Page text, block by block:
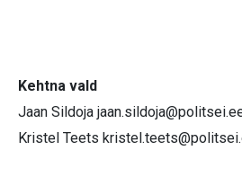
Kehtna vald
Jaan Sildoja
Kristel Teets